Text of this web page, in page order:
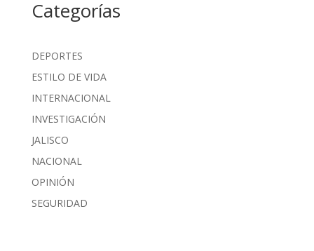
Categorías
DEPORTES
ESTILO DE VIDA
INTERNACIONAL
INVESTIGACIÓN
JALISCO
NACIONAL
OPINIÓN
SEGURIDAD